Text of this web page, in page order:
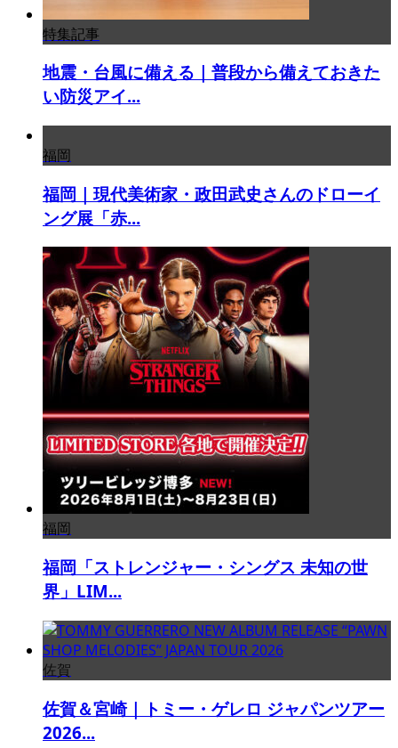
特集記事
地震・台風に備える｜普段から備えておきた
い防災アイ...
福岡
福岡｜現代美術家・政田武史さんのドローイ
ング展「赤...
福岡
福岡「ストレンジャー・シングス 未知の世
界」LIM...
佐賀
佐賀＆宮崎｜トミー・ゲレロ ジャパンツアー
2026...